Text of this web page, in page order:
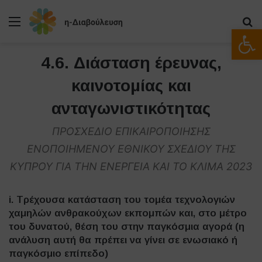
Μενού
4.6. Διάσταση έρευνας,
καινοτομίας και
ανταγωνιστικότητας
ΠΡΟΣΧΕΔΙΟ ΕΠΙΚΑΙΡΟΠΟΙΗΣΗΣ
ΕΝΟΠΟΙΗΜΕΝΟΥ ΕΘΝΙΚΟΥ ΣΧΕΔΙΟΥ ΤΗΣ
ΚΥΠΡΟΥ ΓΙΑ ΤΗΝ ΕΝΕΡΓΕΙΑ ΚΑΙ ΤΟ ΚΛΙΜΑ 2023
i. Τρέχουσα κατάσταση του τομέα τεχνολογιών
χαμηλών ανθρακούχων εκπομπών και, στο μέτρο
του δυνατού, θέση του στην παγκόσμια αγορά (η
ανάλυση αυτή θα πρέπει να γίνει σε ενωσιακό ή
παγκόσμιο επίπεδο)